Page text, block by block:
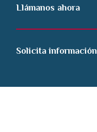
Llámanos ahora
Solicita información